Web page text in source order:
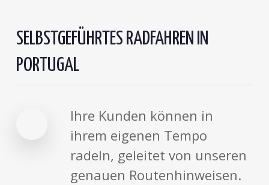
SELBSTGEFÜHRTES RADFAHREN IN
PORTUGAL
Ihre Kunden können in
ihrem eigenen Tempo
radeln, geleitet von unseren
genauen Routenhinweisen.